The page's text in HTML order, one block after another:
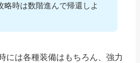
略時は数階進んで帰還しよ
には各種装備はもちろん、強力